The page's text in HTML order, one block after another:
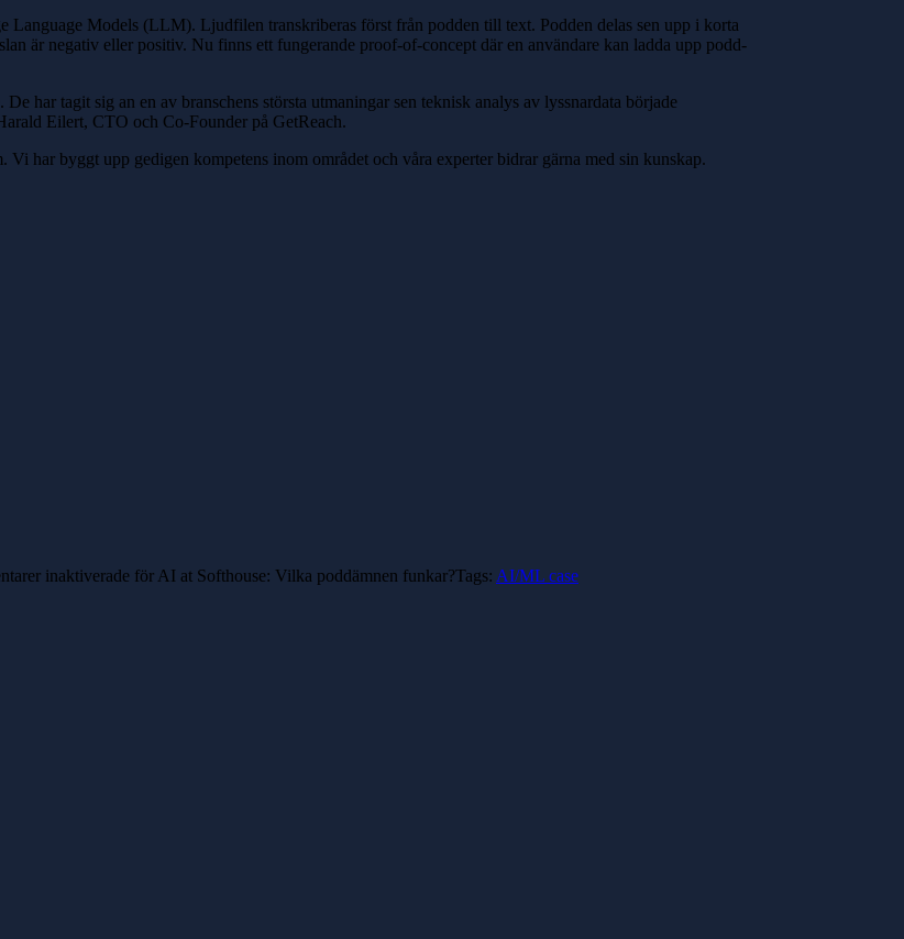
Models (LLM). Ljudfilen transkriberas först från podden till text. Podden delas sen upp i korta
är negativ eller positiv. Nu finns ett fungerande proof-of-concept där en användare kan ladda upp podd-
har tagit sig an en av branschens största utmaningar sen teknisk analys av lyssnardata började
Eilert, CTO och Co-Founder på GetReach.
har byggt upp gedigen kompetens inom området och våra experter bidrar gärna med sin kunskap.
inaktiverade för AI at Softhouse: Vilka poddämnen funkar?Tags: AI/ML case